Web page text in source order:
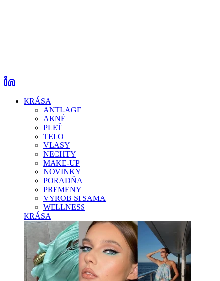
KRÁSA
ANTI-AGE
AKNÉ
PLEŤ
TELO
VLASY
NECHTY
MAKE-UP
NOVINKY
PORADŇA
PREMENY
VYROB SI SAMA
WELLNESS
KRÁSA